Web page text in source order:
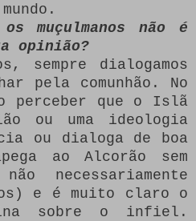
muçulmanos não é
opinião?
sempre dialogamos
pela comunhão.
No
perceber que o Islã
ou uma ideologia
ou dialoga de boa
ao Alcorão sem
necessariamente
e é muito claro o
sobre o infiel.